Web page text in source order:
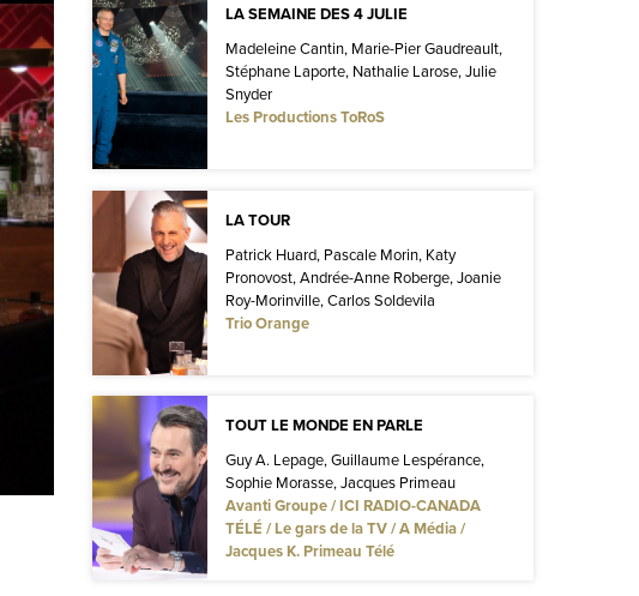
LA SEMAINE DES 4 JULIE
Madeleine Cantin, Marie-Pier Gaudreault,
Stéphane Laporte, Nathalie Larose, Julie
Snyder
Les Productions ToRoS
LA TOUR
Patrick Huard, Pascale Morin, Katy
Pronovost, Andrée-Anne Roberge, Joanie
Roy-Morinville, Carlos Soldevila
Trio Orange
TOUT LE MONDE EN PARLE
Guy A. Lepage, Guillaume Lespérance,
Sophie Morasse, Jacques Primeau
Avanti Groupe / ICI RADIO-CANADA
TÉLÉ / Le gars de la TV / A Média /
Jacques K. Primeau Télé